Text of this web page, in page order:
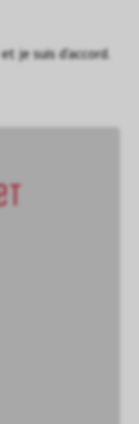
et je suis d'accord.